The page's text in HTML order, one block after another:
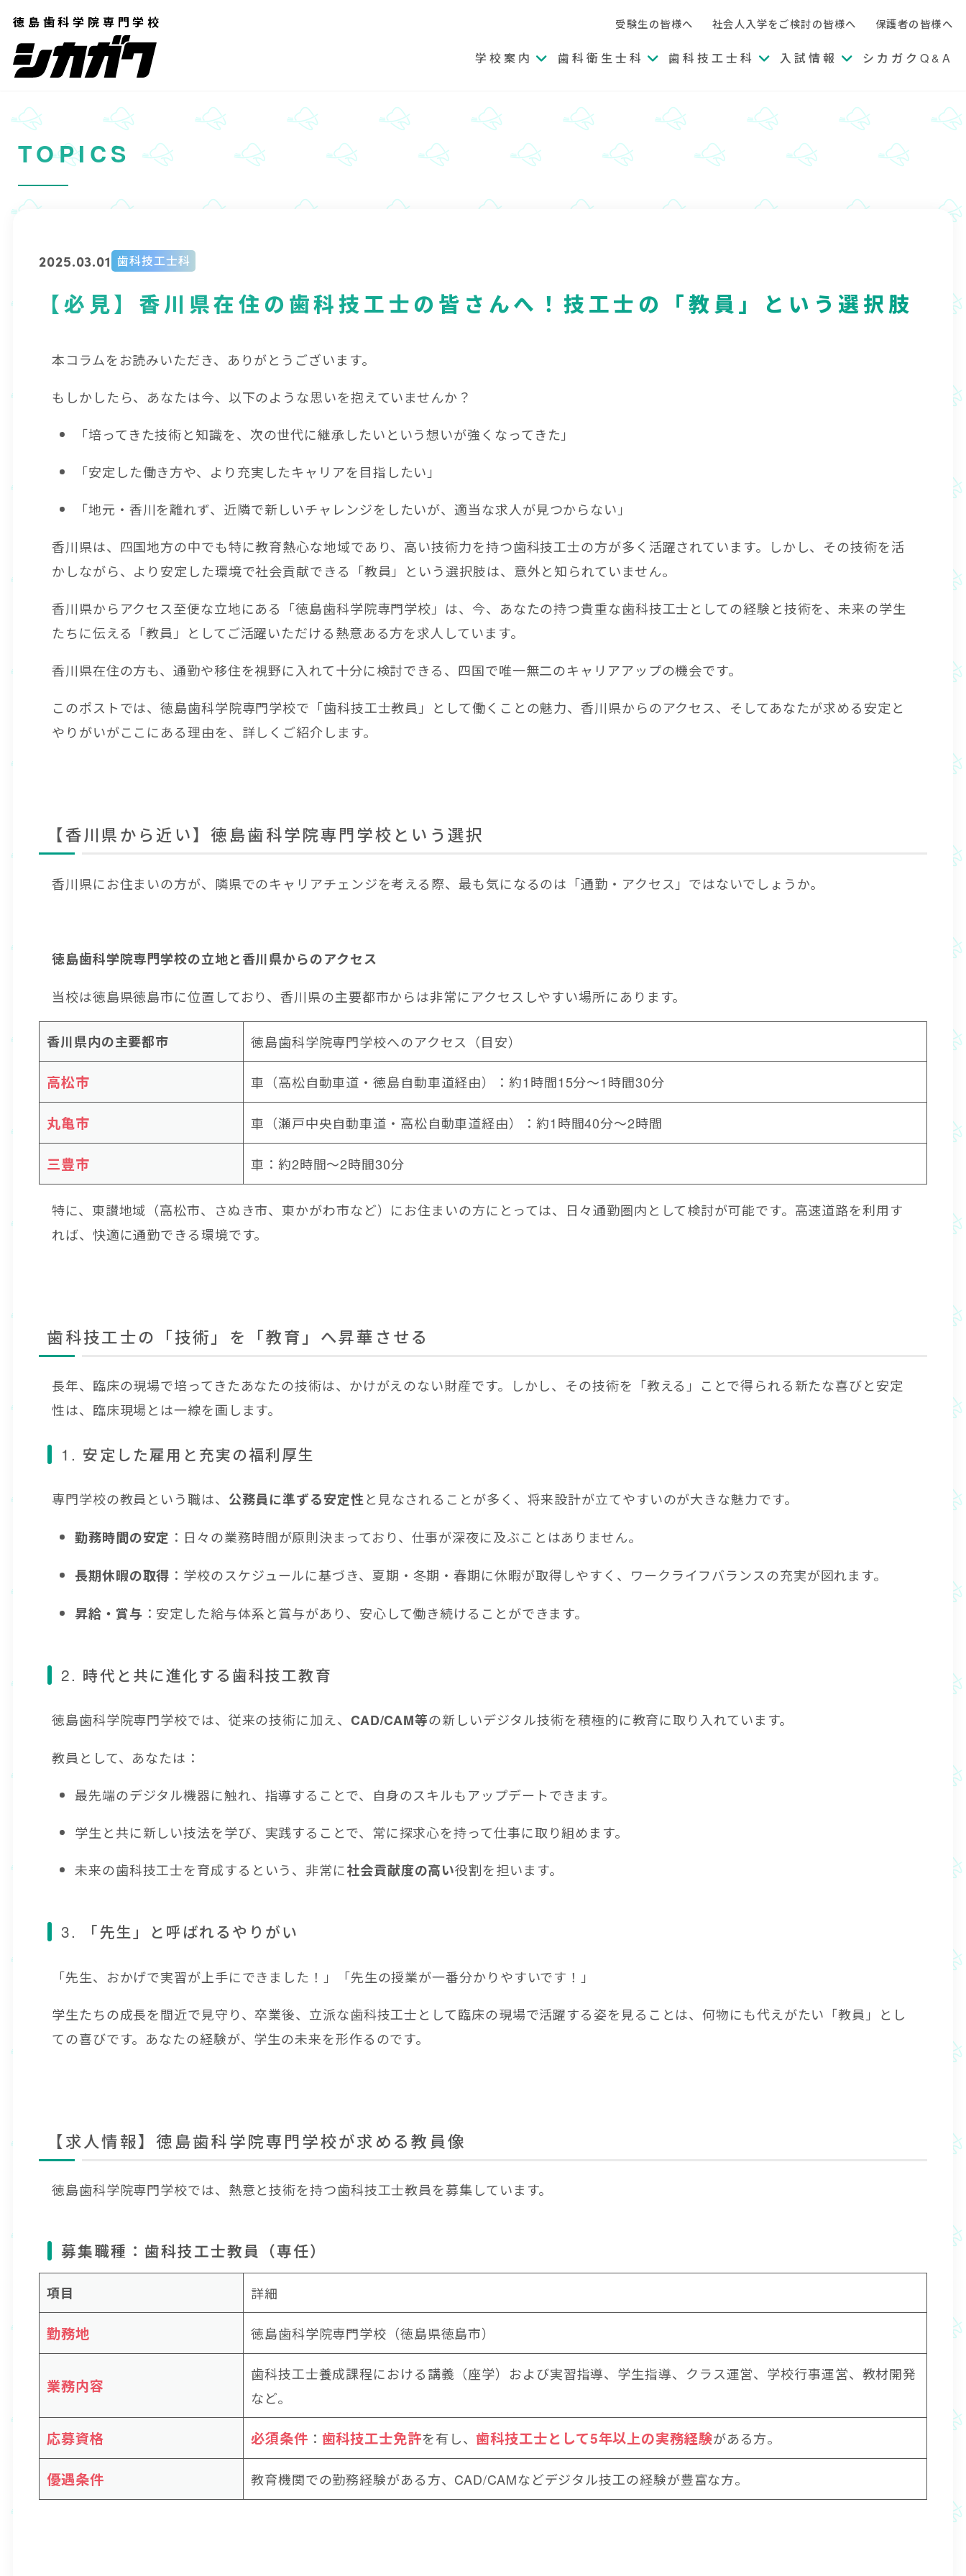
ッ
徳島歯科学院専門学校 受験生の皆様へ 社会人入学をご検討の皆様へ 保護者の皆様へ
学校案内
メ
く
歯科衛生士科
メ
ー
を
歯科技工士科
メ
ー
を
入試情報
メ
ー
を
シカガクQ&A
TOPICS
2025.03.01 歯科技工士科
【必見】香川県在住の歯科技工士の皆さんへ！技工士の「教員」という選択肢
本コラムをお読みいただき、ありがとうございます。
もしかしたら、あなたは今、以下のような思いを抱えていませんか？
「培ってきた技術と知識を、次の世代に継承したいという想いが強くなってきた」
「安定した働き方や、より充実したキャリアを目指したい」
「地元・香川を離れず、近隣で新しいチャレンジをしたいが、適当な求人が見つからない」
香川県は、四国地方の中でも特に教育熱心な地域であり、高い技術力を持つ歯科技工士の方が多く活躍されています。しかし、その技術を活
かしながら、より安定した環境で社会貢献できる「教員」という選択肢は、意外と知られていません。
香川県からアクセス至便な立地にある「徳島歯科学院専門学校」は、今、あなたの持つ貴重な歯科技工士としての経験と技術を、未来の学生
たちに伝える「教員」としてご活躍いただける熱意ある方を求人しています。
香川県在住の方も、通勤や移住を視野に入れて十分に検討できる、四国で唯一無二のキャリアアップの機会です。
このポストでは、徳島歯科学院専門学校で「歯科技工士教員」として働くことの魅力、香川県からのアクセス、そしてあなたが求める安定と
やりがいがここにある理由を、詳しくご紹介します。
【香川県から近い】徳島歯科学院専門学校という選択
香川県にお住まいの方が、隣県でのキャリアチェンジを考える際、最も気になるのは「通勤・アクセス」ではないでしょうか。
徳島歯科学院専門学校の立地と香川県からのアクセス
当校は徳島県徳島市に位置しており、香川県の主要都市からは非常にアクセスしやすい場所にあります。
香川県内の主要都市 徳島歯科学院専門学校へのアクセス（目安）
高松市 車（高松自動車道・徳島自動車道経由）：約1時間15分～1時間30分
丸亀市 車（瀬戸中央自動車道・高松自動車道経由）：約1時間40分～2時間
三豊市 車：約2時間～2時間30分
特に、東讃地域（高松市、さぬき市、東かがわ市など）にお住まいの方にとっては、日々通勤圏内として検討が可能です。高速道路を利用す
れば、快適に通勤できる環境です。
歯科技工士の「技術」を「教育」へ昇華させる
長年、臨床の現場で培ってきたあなたの技術は、かけがえのない財産です。しかし、その技術を「教える」ことで得られる新たな喜びと安定
性は、臨床現場とは一線を画します。
1. 安定した雇用と充実の福利厚生
専門学校の教員という職は、 公務員に準ずる安定性と見なされることが多く、将来設計が立てやすいのが大きな魅力です。
勤務時間の安定 ：日々の業務時間が原則決まっており、仕事が深夜に及ぶことはありません。
長期休暇の取得 ：学校のスケジュールに基づき、夏期・冬期・春期に休暇が取得しやすく、ワークライフバランスの充実が図れます。
昇給・賞与 ：安定した給与体系と賞与があり、安心して働き続けることができます。
2. 時代と共に進化する歯科技工教育
徳島歯科学院専門学校では、従来の技術に加え、 CAD/CAM等の新しいデジタル技術を積極的に教育に取り入れています。
教員として、あなたは：
最先端のデジタル機器に触れ、指導することで、自身のスキルもアップデートできます。
学生と共に新しい技法を学び、実践することで、常に探求心を持って仕事に取り組めます。
未来の歯科技工士を育成するという、非常に社会貢献度の高い役割を担います。
3. 「先生」と呼ばれるやりがい
「先生、おかげで実習が上手にできました！」「先生の授業が一番分かりやすいです！」
学生たちの成長を間近で見守り、卒業後、立派な歯科技工士として臨床の現場で活躍する姿を見ることは、何物にも代えがたい「教員」とし
ての喜びです。あなたの経験が、学生の未来を形作るのです。
【求人情報】徳島歯科学院専門学校が求める教員像
徳島歯科学院専門学校では、熱意と技術を持つ歯科技工士教員を募集しています。
募集職種：歯科技工士教員（専任）
項目 詳細
勤務地 徳島歯科学院専門学校（徳島県徳島市）
業務内容
歯科技工士養成課程における講義（座学）および実習指導、学生指導、クラス運営、学校行事運営、教材開発
など。
応募資格 必須条件 ： 歯科技工士免許を有し、歯科技工士として5年以上の実務経験がある方。
優遇条件 教育機関での勤務経験がある方、CAD/CAMなどデジタル技工の経験が豊富な方。